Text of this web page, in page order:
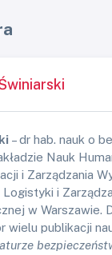
– dr hab. nauk o
Nauk
i Zarządzania
i
w Warszawie.
wielu publikacji